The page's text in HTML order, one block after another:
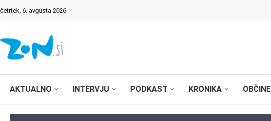
četrtek, 6. avgusta 2026
AKTUALNO INTERVJU PODKAST KRONIKA OBČINE